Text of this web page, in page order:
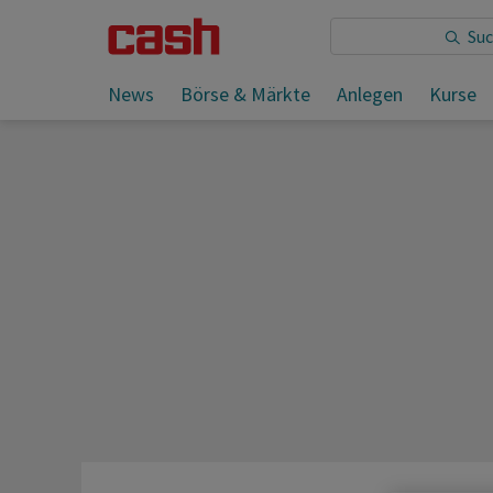
News Börse & Märkte Anlegen Kurse
Sie lesen: